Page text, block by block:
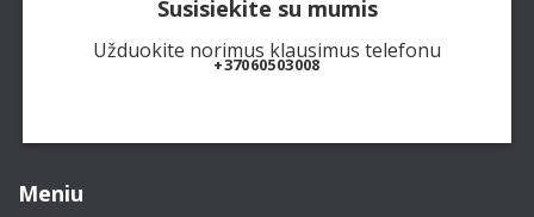
Susisiekite su mumis
Užduokite norimus klausimus telefonu
+37060503008
Meniu